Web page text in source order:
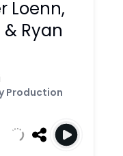
Loenn,
Ryan
Production